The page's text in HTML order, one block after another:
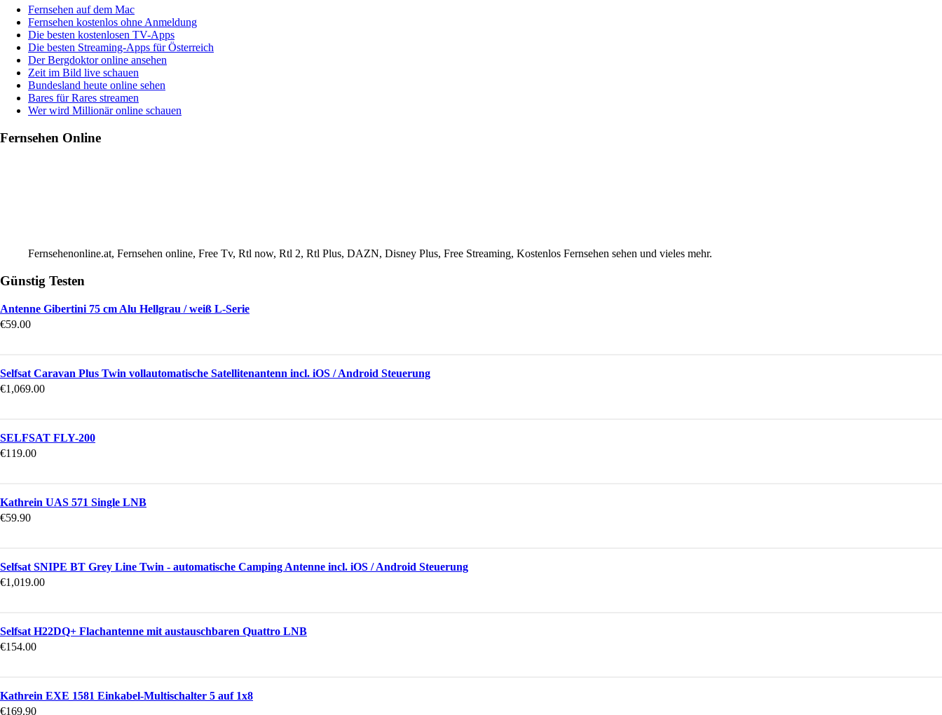
Fernsehen auf dem Mac
Fernsehen kostenlos ohne Anmeldung
Die besten kostenlosen TV-Apps
Die besten Streaming-Apps für Österreich
Der Bergdoktor online ansehen
Zeit im Bild live schauen
Bundesland heute online sehen
Bares für Rares streamen
Wer wird Millionär online schauen
Fernsehen Online
Fernsehenonline.at, Fernsehen online, Free Tv, Rtl now, Rtl 2, Rtl Plus, DAZN, Disney Plus, Free Streaming, Kostenlos Fernsehen sehen und vieles mehr.
Günstig Testen
Antenne Gibertini 75 cm Alu Hellgrau / weiß L-Serie
€59.00
Selfsat Caravan Plus Twin vollautomatische Satellitenantenn incl. iOS / Android Steuerung
€1,069.00
SELFSAT FLY-200
€119.00
Kathrein UAS 571 Single LNB
€59.90
Selfsat SNIPE BT Grey Line Twin - automatische Camping Antenne incl. iOS / Android Steuerung
€1,019.00
Selfsat H22DQ+ Flachantenne mit austauschbaren Quattro LNB
€154.00
Kathrein EXE 1581 Einkabel-Multischalter 5 auf 1x8
€169.90